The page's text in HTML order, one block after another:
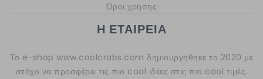
Όροι χρησης
Η ΕΤΑΙΡΕΙΑ
Το e-shop www.coolcrabs.com δημιουργήθηκε το 2020 με
στόχο να προσφέρει τις πιο cool ιδέες στις πιο cool τιμές.